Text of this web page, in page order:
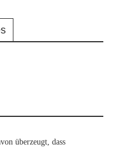
überzeugt, dass